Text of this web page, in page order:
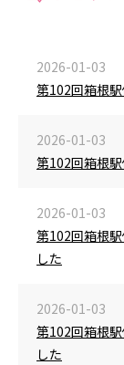
2026-01-03
第102回箱根
2026-01-03
第102回箱根
2026-01-03
第102回箱根
した
2026-01-03
第102回箱根
した